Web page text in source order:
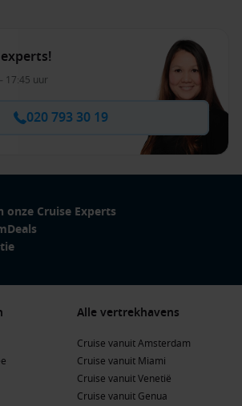
17:45 uur
020 793 30 19
onze Cruise Experts
Alle vertrekhavens
Cruise vanuit Amsterdam
Cruise vanuit Miami
Cruise vanuit Venetië
Cruise vanuit Genua